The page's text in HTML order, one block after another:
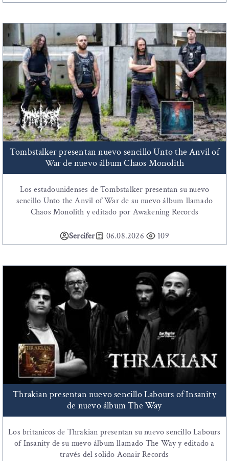
Tombstalker presentan nuevo sencillo Unto the Anvil of
War de nuevo álbum Chaos Monolith
Los estadounidenses de Tombstalker presentan su nuevo
sencillo Unto the Anvil of War de su nuevo álbum llamado
Chaos Monolith y editado por Awakening Records
Sercifer 06.08.2026 109
Thrakian presentan nuevo sencillo Labours of Insanity
de nuevo álbum The Way
Los britanicos de Thrakian presentan su nuevo sencillo Labours
of Insanity de su nuevo álbum llamado The Way y editado a
través del solido Aonair Records